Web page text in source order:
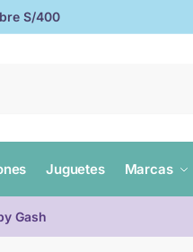
S/400
Juguetes Marcas
Gash